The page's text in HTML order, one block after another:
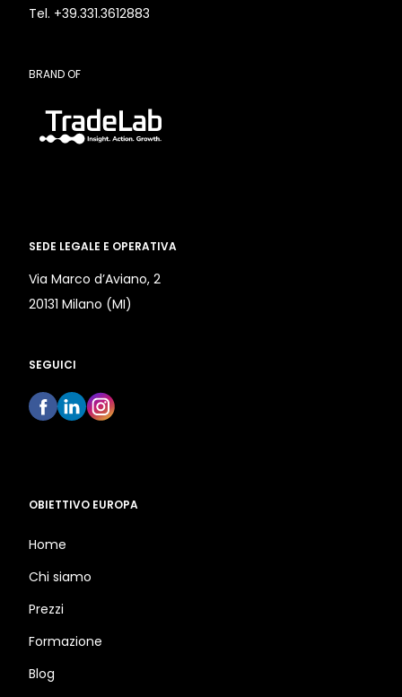
Tel. +39.331.3612883
BRAND OF
SEDE LEGALE E OPERATIVA
Via Marco d’Aviano, 2
20131 Milano (MI)
SEGUICI
OBIETTIVO EUROPA
Home
Chi siamo
Prezzi
Formazione
Blog